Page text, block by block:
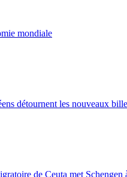
mondiale
détournent les nouveaux
de Ceuta met Schengen